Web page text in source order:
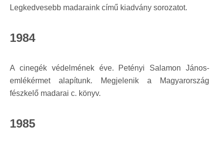
Legkedvesebb madaraink című kiadvány sorozatot.
1984
A cinegék védelmének éve. Petényi Salamon János-
emlékérmet alapítunk. Megjelenik a Magyarország
fészkelő madarai c. könyv.
1985